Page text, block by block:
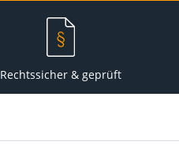
Rechtssicher & geprüft